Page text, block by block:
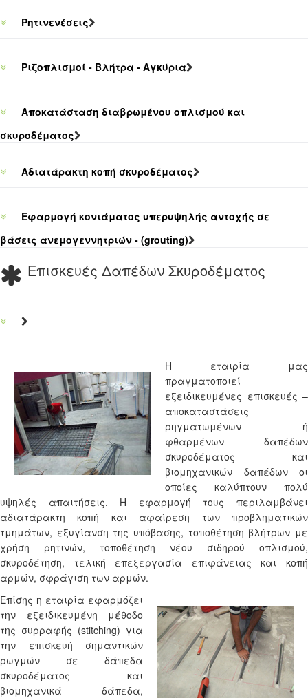
Ρητινενέσεις
Ριζοπλισμοί - Βλήτρα - Αγκύρια
Αποκατάσταση διαβρωμένου οπλισμού και
σκυροδέματος
Αδιατάρακτη κοπή σκυροδέματος
Εφαρμογή κονιάματος υπερυψηλής αντοχής σε
βάσεις ανεμογεννητριών - (grouting)
Επισκευές Δαπέδων Σκυροδέματος
Η εταιρία μας
πραγματοποιεί
εξειδικευμένες επισκευές –
αποκαταστάσεις
ρηγματωμένων ή
φθαρμένων δαπέδων
σκυροδέματος και
βιομηχανικών δαπέδων οι
οποίες καλύπτουν πολύ
υψηλές απαιτήσεις. Η εφαρμογή τους περιλαμβάνει
αδιατάρακτη κοπή και αφαίρεση των προβληματικών
τμημάτων, εξυγίανση της υπόβασης, τοποθέτηση βλήτρων με
χρήση ρητινών, τοποθέτηση νέου σιδηρού οπλισμού,
σκυροδέτηση, τελική επεξεργασία επιφάνειας και κοπή
αρμών, σφράγιση των αρμών.
Επίσης η εταιρία εφαρμόζει
την εξειδικευμένη μέθοδο
της συρραφής (stitching) για
την επισκευή σημαντικών
ρωγμών σε δάπεδα
σκυροδέματος και
βιομηχανικά δάπεδα,